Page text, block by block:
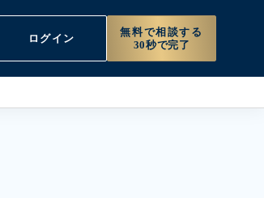
ログイン
無料で相談する
30秒で完了